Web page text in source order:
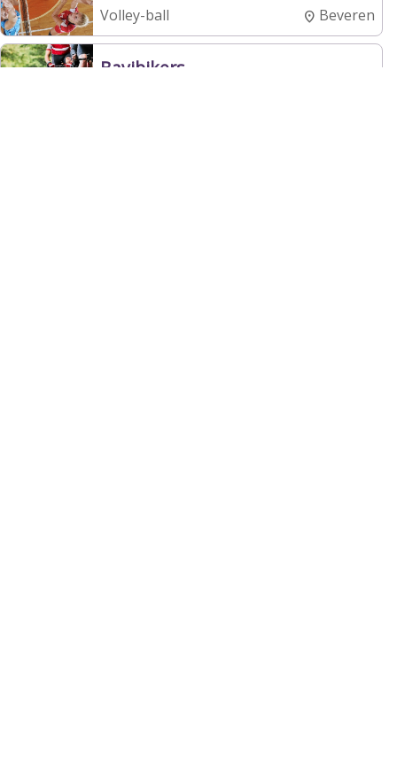
Volley-ball Beveren
Bavibikers